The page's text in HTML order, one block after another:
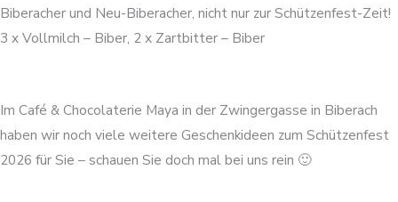
Biberacher und Neu-Biberacher, nicht nur zur Schützenfest-Zeit!
3 x Vollmilch – Biber, 2 x Zartbitter – Biber
Im Café & Chocolaterie Maya in der Zwingergasse in Biberach
haben wir noch viele weitere Geschenkideen zum Schützenfest
2026 für Sie – schauen Sie doch mal bei uns rein 🙂